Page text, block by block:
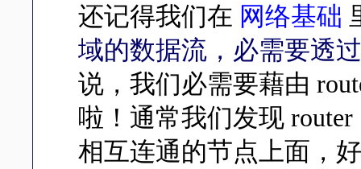
还记得我们在 网络基础
域的数据流，必需要透
说，我们必需要藉由
啦！通常我们发现
相互连通的节点上面，